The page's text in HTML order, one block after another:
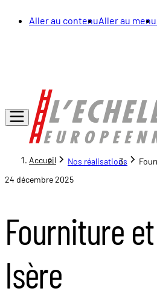
Aller au contenuAller au menu
Accueil Nos réalisations
24 décembre 2025
Fourniture
Isère